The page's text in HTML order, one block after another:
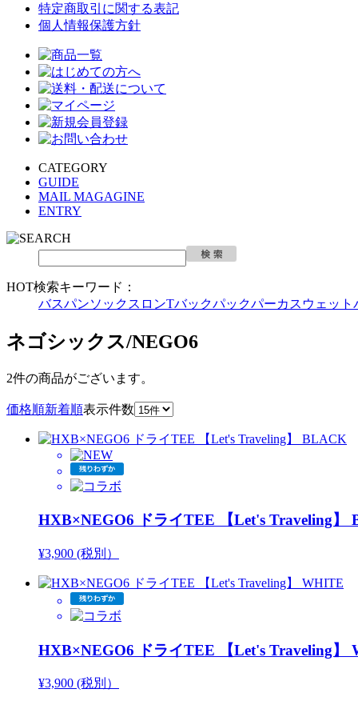
特定商取引に関する表記
個人情報保護方針
CATEGORY
GUIDE
MAIL MAGAGINE
ENTRY
HOT検索キーワード：
バスパンソックス ロンTバックパックパーカ スウェット
ネゴシックス/NEGO6
2件の商品がございます。
価格順新着順表示件数
HXB×NEGO6 ドライTEE 【Let's Traveling】
¥3,900 (税別）
HXB×NEGO6 ドライTEE 【Let's Traveling】
¥3,900 (税別）